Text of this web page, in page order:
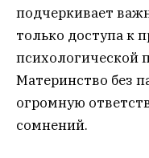
подчеркивает
только доступа к
психологической
Материнство без
огромную
сомнений.